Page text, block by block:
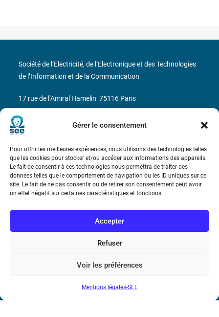
Gérer le consentement
Pour offrir les meilleures expériences, nous utilisons des technologies telles
que les cookies pour stocker et/ou accéder aux informations des appareils.
Le fait de consentir à ces technologies nous permettra de traiter des
données telles que le comportement de navigation ou les ID uniques sur ce
site. Le fait de ne pas consentir ou de retirer son consentement peut avoir
un effet négatif sur certaines caractéristiques et fonctions.
Accepter
Refuser
Voir les préférences
Mentions légales-SEE
Bicentenaire des découvertes d’André-
Marie Ampère
Conditions Générales de Vente
Mentions légales
Société de l’Electricité, de l’Electronique et des Technologies
de l’Information et de la Communication
17 rue de l’Amiral Hamelin 75116 Paris
Métro : « Boissière » Ligne 6 et « Iéna » Ligne 9
N° de SIREN : 785 393 232, Code APE : 9412Z TVA intra-
communautaire : FR44 785 393 232